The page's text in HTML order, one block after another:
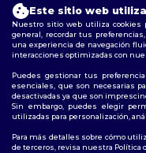
2026. Todos
Términos y Condiciones|
Privacidad|Política de
Síguenos
Este sitio web
Nuestro sitio web utiliza cookies
general, recordar tus
una experiencia de navegación
interacciones optimizadas con
Puedes gestionar tus
esenciales, que son necesarias
desactivadas ya que son
Sin embargo, puedes elegir
utilizadas para personalización,
Para más detalles sobre cómo
de terceros, revisa nuestra Política